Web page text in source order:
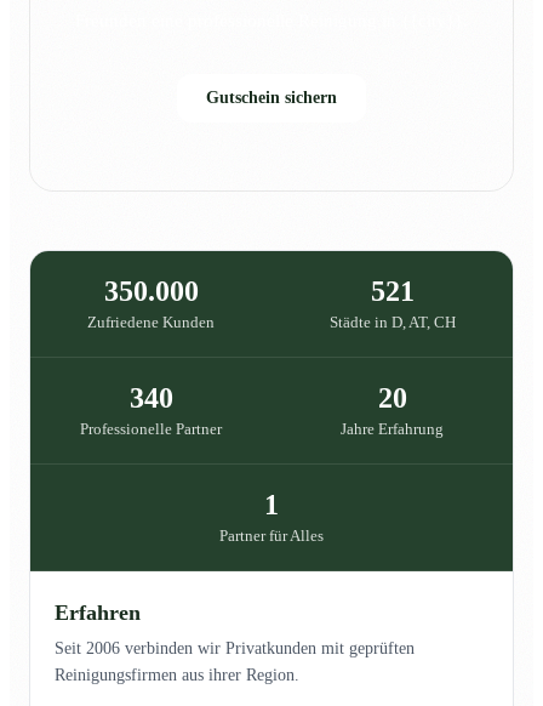
Gutschein sichern
350.000
Zufriedene Kunden
521
Städte in D, AT, CH
340
Professionelle Partner
20
Jahre Erfahrung
1
Partner für Alles
Erfahren
Seit 2006 verbinden wir Privatkunden mit geprüften
Reinigungsfirmen aus ihrer Region.